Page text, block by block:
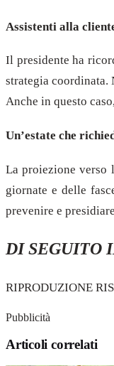
Assistenti alla
Il presidente ha
strategia coordinata.
Anche in questo
Un’estate che
La proiezione verso
giornate e delle
prevenire e
DI SEGUITO
RIPRODUZIONE
Pubblicità
Articoli correlati